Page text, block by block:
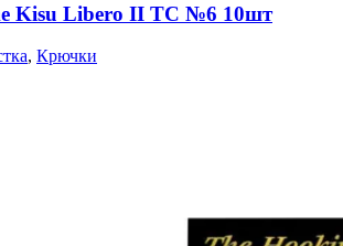
Kisu Libero II TC №6 10шт
, Крючки